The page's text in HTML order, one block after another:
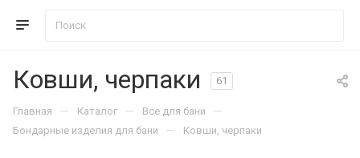
Ковши, черпаки 61
Главная — Каталог — Все для бани —
Бондарные изделия для бани — Ковши, черпаки